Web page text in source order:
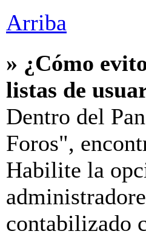
Arriba
» ¿Cómo
listas de
Dentro del
Foros",
Habilite la
contabilizado